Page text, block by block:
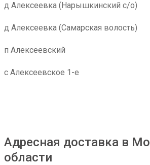
д Алексеевка (Нарышкинский с/о)
д Алексеевка (Самарская волость)
п Алексеевский
с Алексеевское 1-е
Адресная доставка в
области